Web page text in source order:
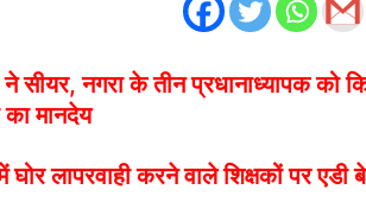
ने सीयर, नगरा के तीन प्रधानाध्यापक को
मानदेय
घोर लापरवाही करने वाले शिक्षकों पर